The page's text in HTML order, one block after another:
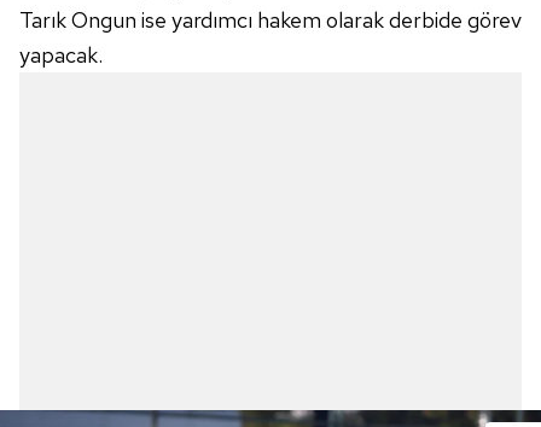
Tarık Ongun ise yardımcı hakem olarak derbide görev
yapacak.